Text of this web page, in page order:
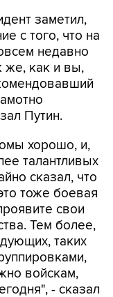
заметил,
с того, что на
недавно
же, как и вы,
Путин.
хорошо, и,
талантливых
сказал, что
тоже боевая
свои
Тем более,
таких
войскам,
- сказал